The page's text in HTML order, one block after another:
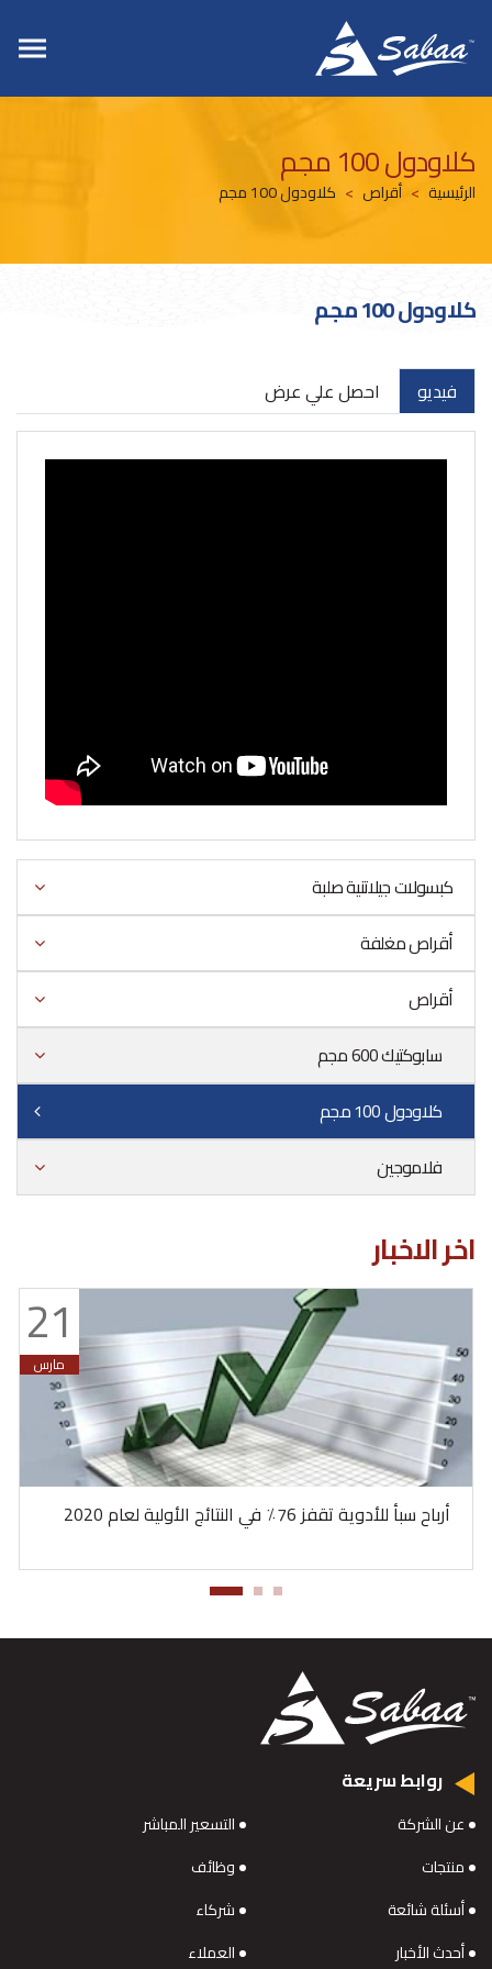
كلاودول 100 مجم
الرئيسية أقراص كلاودول 100 مجم
كبسولات جيلاتنية صلبة
أقراص مغلفة
أقراص
سابوكتيك 600 مجم
كلاودول 100 مجم
فلاموجين
اخر الاخبار
21
مارس
أرباح سبأ للأدوية تقفز 76٪ في النتائج الأولية لعام 2020
كلاودول 100 مجم
فيديو احصل علي عرض
روابط سريعة
عن الشركة
التسعير المباشر
منتجات
وظائف
أسئلة شائعة
شركاء
أحدث الأخبار
العملاء